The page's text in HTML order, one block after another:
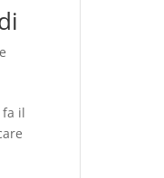
fa il